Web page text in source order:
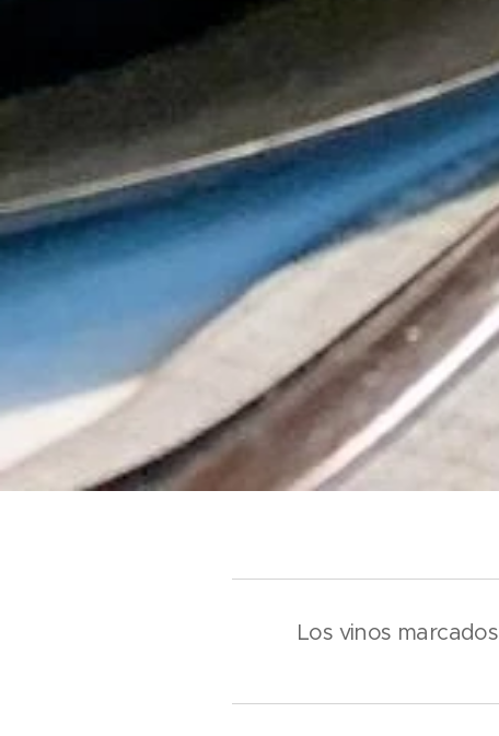
Los vinos